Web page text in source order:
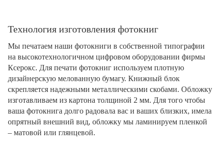
Технология изготовления фотокниг
Мы печатаем наши фотокниги в собственной типографии
на высокотехнологичном цифровом оборудовании фирмы
Ксерокс. Для печати фотокниг используем плотную
дизайнерскую мелованную бумагу. Книжный блок
скрепляется надежными металлическими скобами. Обложку
изготавливаем из картона толщиной 2 мм. Для того чтобы
ваша фотокнига долго радовала вас и ваших близких, имела
опрятный внешний вид, обложку мы ламинируем пленкой
– матовой или глянцевой.